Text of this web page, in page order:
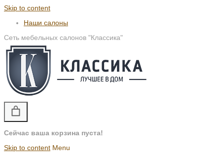
Skip to content
Наши салоны
Сеть мебельных салонов "Классика"
Сейчас ваша корзина пуста!
Skip to content Menu